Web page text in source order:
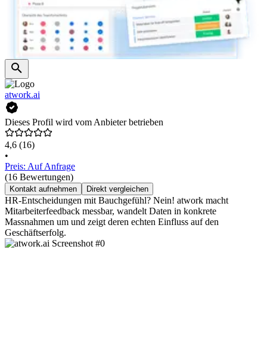
atwork.ai
Dieses Profil wird vom Anbieter betrieben
4,6 (16)
•
Preis: Auf Anfrage
(16 Bewertungen)
Kontakt aufnehmen Direkt vergleichen
HR-Entscheidungen mit Bauchgefühl? Nein! atwork macht
Mitarbeiterfeedback messbar, wandelt Daten in konkrete
Massnahmen um und zeigt deren echten Einfluss auf den
Geschäftserfolg.